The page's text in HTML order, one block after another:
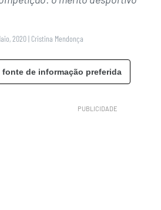
2020 | Cristina Mendonça
fonte de informação preferida